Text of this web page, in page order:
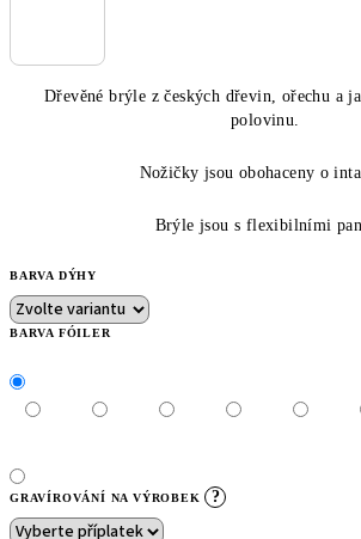
Dřevěné brýle z českých dřevin, ořechu a
polovinu.
Nožičky jsou obohaceny o
Brýle jsou s flexibilními
BARVA DÝHY
BARVA FÓILER
GRAVÍROVÁNÍ NA VÝROBEK ?